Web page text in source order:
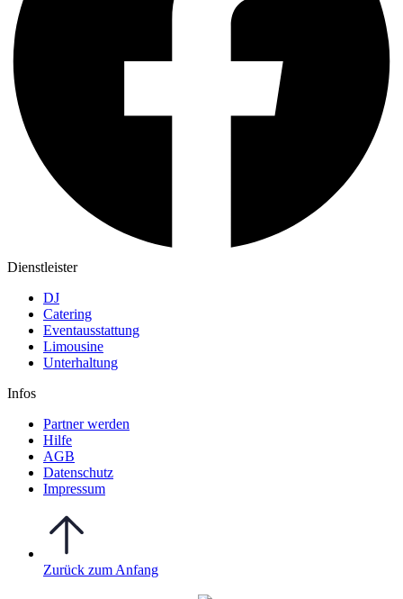
Dienstleister
DJ
Catering
Eventausstattung
Limousine
Unterhaltung
Infos
Partner werden
Hilfe
AGB
Datenschutz
Impressum
Zurück zum Anfang